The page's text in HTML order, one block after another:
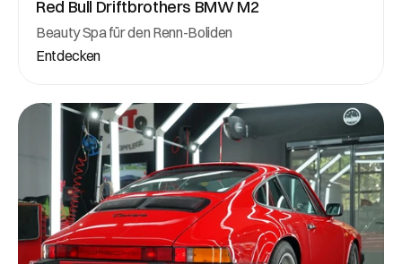
Red Bull Driftbrothers BMW M2
Beauty Spa für den Renn-Boliden
Entdecken